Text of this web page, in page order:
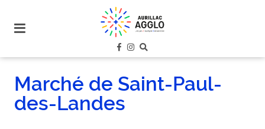
site
menu
aller au
contenu
Marché de Saint-Paul-
des-Landes